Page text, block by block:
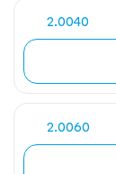
2.0040
2.0060